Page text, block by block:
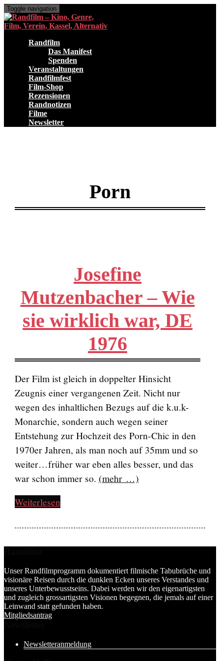
Toggle navigation
Randfilm
Das Manifest
Spenden
Veranstaltungen
Randfilmfest
Film-Shop
Rezensionen
Randnotizen
Filme
Newsletter
Porn
Josefine
Mutzenbacher – Wie
sie wirklich war, DE
1976
Der Film ist gleich in doppelter Hinsicht
Zeugnis einer vergangenen Zeit. Nicht nur
wegen des inhaltlichen Bezugs auf die k.u.k-
Monarchie, sondern auch wegen seiner
Entstehung zur Hochzeit des Porn-Chic in den
1970er Jahren, als man noch auf 35mm und so
weiter…früher war eben alles besser, und das
war schon immer so. (mehr …)
Weiterlesen
Unser Randfilmprogramm dokumentiert filmische Tabubrüche und
visionäre Reisen durch die dunklen Ecken unseres Verstandes und
unseres Unterbewusstseins. Dabei werden wir den eigenartigsten
und zugleich grossartigsten Visionen begegnen, die jemals auf einer
Leinwand statt gefunden haben.
Mitgliedsantrag
Newsletteranmeldung